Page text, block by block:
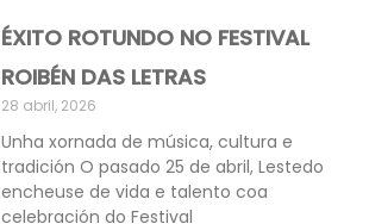
ÉXITO ROTUNDO NO FESTIVAL
ROIBÉN DAS LETRAS
28 abril, 2026
Unha xornada de música, cultura e
tradición O pasado 25 de abril, Lestedo
encheuse de vida e talento coa
celebración do Festival